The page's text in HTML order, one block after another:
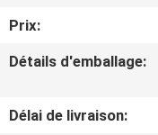
CONTRÔLE
DE
Prix:
Détails d'emballage:
Délai de livraison: